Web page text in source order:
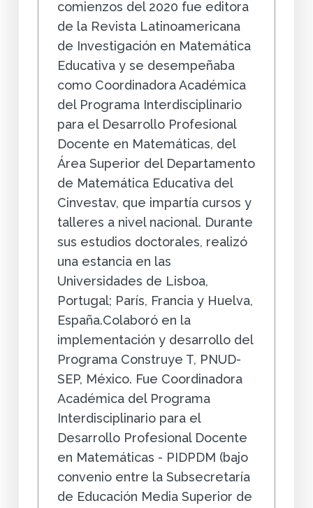
comienzos del 2020 fue editora
de la Revista Latinoamericana
de Investigación en Matemática
Educativa y se desempeñaba
como Coordinadora Académica
del Programa Interdisciplinario
para el Desarrollo Profesional
Docente en Matemáticas, del
Área Superior del Departamento
de Matemática Educativa del
Cinvestav, que impartía cursos y
talleres a nivel nacional. Durante
sus estudios doctorales, realizó
una estancia en las
Universidades de Lisboa,
Portugal; París, Francia y Huelva,
España.Colaboró en la
implementación y desarrollo del
Programa Construye T, PNUD-
SEP, México. Fue Coordinadora
Académica del Programa
Interdisciplinario para el
Desarrollo Profesional Docente
en Matemáticas - PIDPDM (bajo
convenio entre la Subsecretaría
de Educación Media Superior de